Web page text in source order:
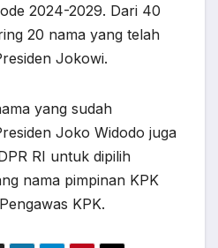
2024-2029. Dari 40
20 nama yang telah
Jokowi.
yang sudah
Joko Widodo juga
RI untuk dipilih
nama pimpinan KPK
KPK.